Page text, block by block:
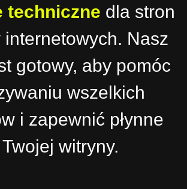
techniczne dla stron
internetowych. Nasz
gotowy, aby pomóc
wszelkich
i zapewnić płynne
witryny.